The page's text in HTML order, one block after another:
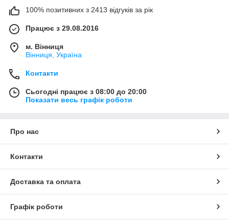
100% позитивних з 2413 відгуків за рік
Працює з 29.08.2016
м. Вінниця
Вінниця, Україна
Контакти
Сьогодні працює з 08:00 до 20:00
Показати весь графік роботи
Про нас
Контакти
Доставка та оплата
Графік роботи